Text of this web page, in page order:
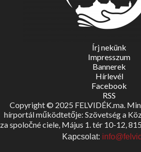
Írj nekünk
Impresszum
Bannerek
Hírlevél
Facebook
RSS
Copyright © 2025 FELVIDÉK.ma.
hírportál működtetője: Szövetség a
za spoločné ciele, Május 1. tér 10-12,
Kapcsolat: